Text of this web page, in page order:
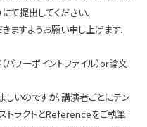
て提出してください．
ますようお願い申し上げます．
パワーポイントファイル）or論文
いのですが，講演者ごとにテン
トラクトとReferenceをご執筆